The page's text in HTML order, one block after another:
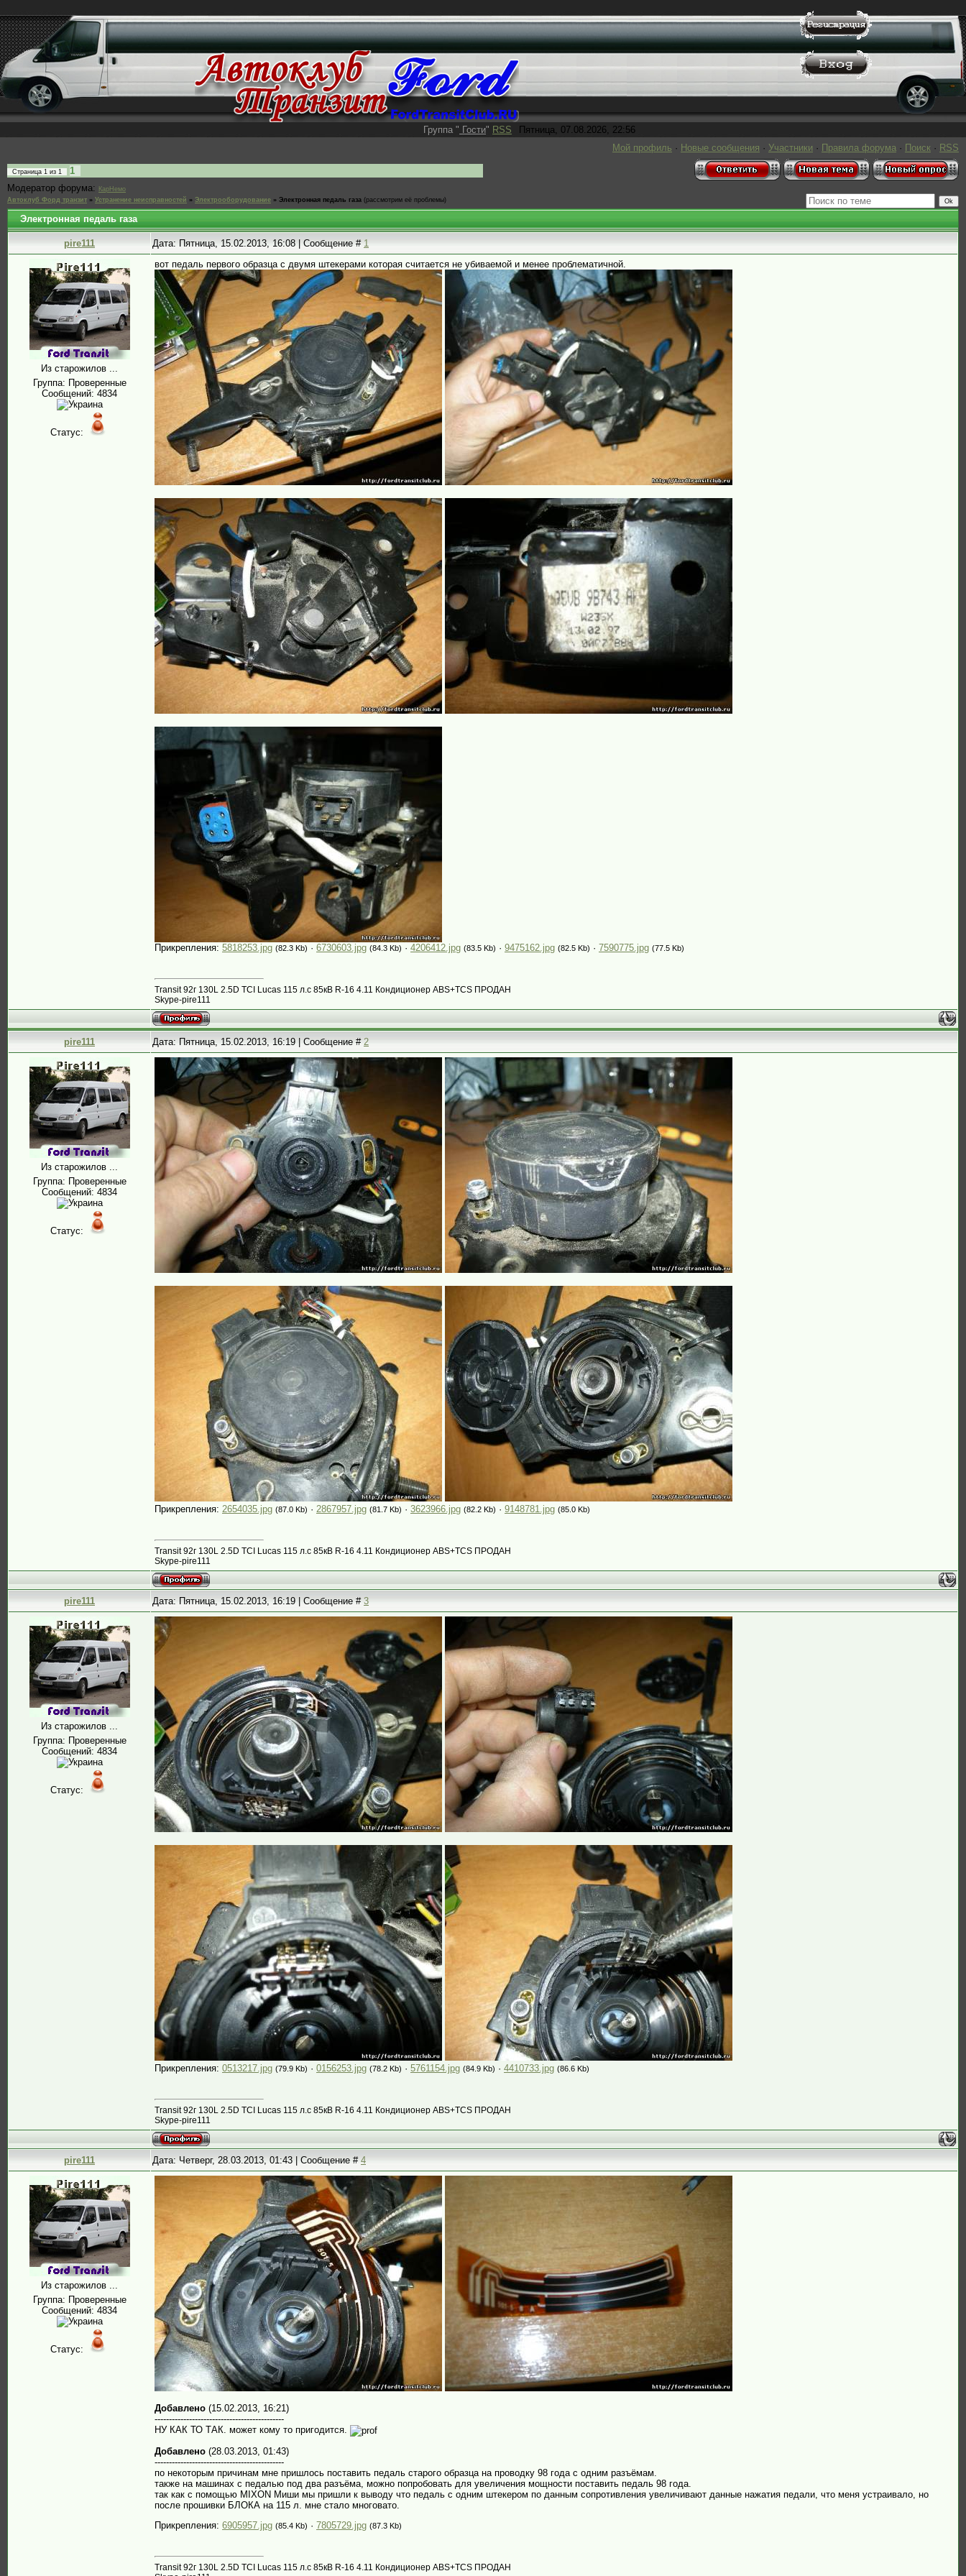
Группа " Гости" RSS
Пятница, 07.08.2026, 22:56
Мой профиль · Новые сообщения · Участники · Правила форума · Поиск · RSS
Страница 1 из 1
1
Модератор форума:
КарНемо
Автоклуб Форд транзит » Устранение неисправностей » Электрооборудование » Электронная педаль газа (рассмотрим её проблемы)
Электронная педаль газа
pire111 Дата: Пятница, 15.02.2013, 16:08 | Сообщение #1
Из старожилов ...
Группа: Проверенные
Сообщений: 4834
Статус:
вот педаль первого образца с двумя штекерами которая считается не убиваемой и менее проблематичной.
Прикрепления: 5818253.jpg (82.3 Kb) · 6730603.jpg (84.3 Kb) · 4206412.jpg (83.5 Kb) · 9475162.jpg (82.5 Kb) · 7590775.jpg (77.5 Kb)
Transit 92г 130L 2.5D TCI Lucas 115 л.с 85кВ R-16 4.11 Кондиционер ABS+TCS ПРОДАН
Skype-pire111
pire111 Дата: Пятница, 15.02.2013, 16:19 | Сообщение #2
Из старожилов ...
Группа: Проверенные
Сообщений: 4834
Статус:
Прикрепления: 2654035.jpg (87.0 Kb) · 2867957.jpg (81.7 Kb) · 3623966.jpg (82.2 Kb) · 9148781.jpg (85.0 Kb)
Transit 92г 130L 2.5D TCI Lucas 115 л.с 85кВ R-16 4.11 Кондиционер ABS+TCS ПРОДАН
Skype-pire111
pire111 Дата: Пятница, 15.02.2013, 16:19 | Сообщение #3
Из старожилов ...
Группа: Проверенные
Сообщений: 4834
Статус:
Прикрепления: 0513217.jpg (79.9 Kb) · 0156253.jpg (78.2 Kb) · 5761154.jpg (84.9 Kb) · 4410733.jpg (86.6 Kb)
Transit 92г 130L 2.5D TCI Lucas 115 л.с 85кВ R-16 4.11 Кондиционер ABS+TCS ПРОДАН
Skype-pire111
pire111 Дата: Четверг, 28.03.2013, 01:43 | Сообщение #4
Из старожилов ...
Группа: Проверенные
Сообщений: 4834
Статус:
Добавлено (15.02.2013, 16:21)
---------------------------------------------
НУ КАК ТО ТАК. может кому то пригодится.
Добавлено (28.03.2013, 01:43)
---------------------------------------------
по некоторым причинам мне пришлось поставить педаль старого образца на проводку 98 года с одним разъёмам.
также на машинах с педалью под два разъёма, можно попробовать для увеличения мощности поставить педаль 98 года.
так как с помощью MIXON Миши мы пришли к выводу что педаль с одним штекером по данным сопротивления увеличивают данные нажатия педали, что меня устраивало, но
после прошивки БЛОКА на 115 л. мне стало многовато.
Прикрепления: 6905957.jpg (85.4 Kb) · 7805729.jpg (87.3 Kb)
Transit 92г 130L 2.5D TCI Lucas 115 л.с 85кВ R-16 4.11 Кондиционер ABS+TCS ПРОДАН